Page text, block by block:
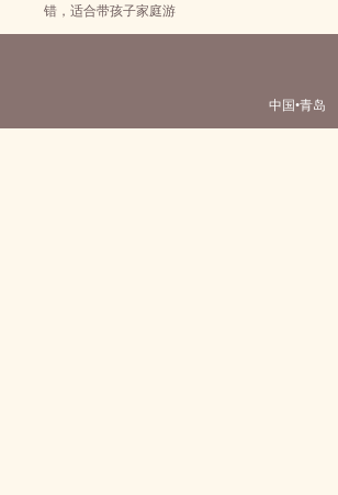
错，适合带孩子家庭游
中国•青岛